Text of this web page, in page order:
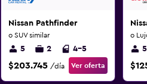
Nissan Pathfinder
o SUV similar
5 2 4-5
$203.745 /día Ver oferta
o
5